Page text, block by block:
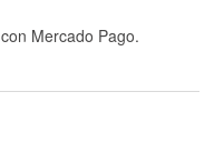
con Mercado Pago.